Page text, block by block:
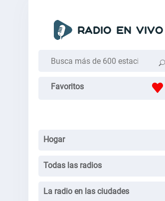
Favoritos
Hogar
Todas las radios
La radio en las ciudades